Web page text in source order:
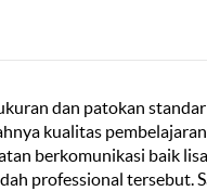
dan patokan
kualitas
berkomunikasi baik
professional tersebut.